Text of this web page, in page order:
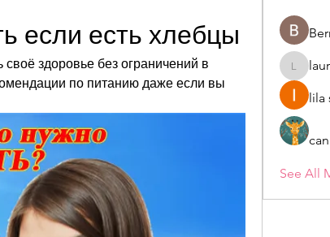
если есть хлебцы
здоровье без ограничений в
по питанию даже если вы
lila
See All